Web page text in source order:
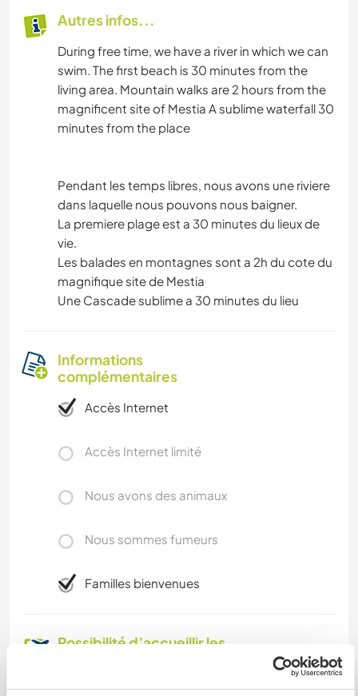
Autres infos...
During free time, we have a river in which we can
swim. The first beach is 30 minutes from the
living area. Mountain walks are 2 hours from the
magnificent site of Mestia A sublime waterfall 30
minutes from the place
Pendant les temps libres, nous avons une riviere
dans laquelle nous pouvons nous baigner.
La premiere plage est a 30 minutes du lieux de
vie.
Les balades en montagnes sont a 2h du cote du
magnifique site de Mestia
Une Cascade sublime a 30 minutes du lieu
Informations
complémentaires
Accès Internet
Accès Internet limité
Nous avons des animaux
Nous sommes fumeurs
Familles bienvenues
Possibilité d’accueillir les
Pour les Digital nomade nous proposons des